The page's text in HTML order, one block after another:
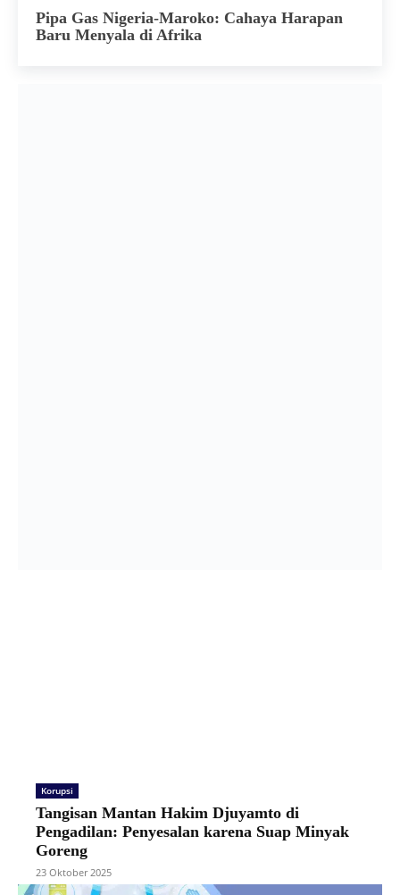
Pipa Gas Nigeria-Maroko: Cahaya Harapan
Baru Menyala di Afrika
Korupsi
Tangisan Mantan Hakim Djuyamto di
Pengadilan: Penyesalan karena Suap Minyak
Goreng
23 Oktober 2025